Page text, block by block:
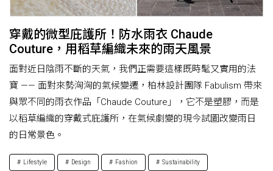
穿戴的微型庇護所！防水雨衣 Chaude
Couture，用稻草編織未來的雨天風景
面對近日陰雨不斷的天氣，我們正需要這樣既時髦又實用的法
寶 —— 面對來勢洶洶的氣候變遷，柏林設計團隊 Fabulism 帶來
與眾不同的雨衣作品「Chaude Couture」，它不是塑膠，而是
以稻草編織的穿戴式庇護所，在氣候劇變的現今試圖改變雨日
的日常景色。
Lifestyle Design Fashion Sustainability